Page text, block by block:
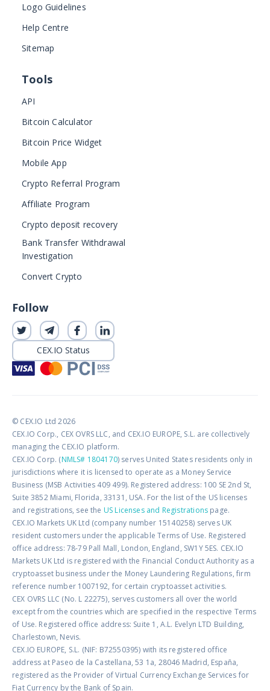
Logo Guidelines
Help Centre
Sitemap
Tools
API
Bitcoin Calculator
Bitcoin Price Widget
Mobile App
Crypto Referral Program
Affiliate Program
Crypto deposit recovery
Bank Transfer Withdrawal
Investigation
Convert Crypto
Follow
CEX.IO Status
© CEX.IO Ltd 2026
CEX.IO Corp., CEX OVRS LLC, and CEX.IO EUROPE, S.L. are collectively
managing the CEX.IO platform.
CEX.IO Corp. (NMLS# 1804170) serves United States residents only in
jurisdictions where it is licensed to operate as a Money Service
Business (MSB Activities 409 499). Registered address: 100 SE 2nd St,
Suite 3852 Miami, Florida, 33131, USA. For the list of the US licenses
and registrations, see the US Licenses and Registrations page.
CEX.IO Markets UK Ltd (company number 15140258) serves UK
resident customers under the applicable Terms of Use. Registered
office address: 78-79 Pall Mall, London, England, SW1Y 5ES. CEX.IO
Markets UK Ltd is registered with the Financial Conduct Authority as a
cryptoasset business under the Money Laundering Regulations, firm
reference number 1007192, for certain cryptoasset activities.
CEX OVRS LLC (No. L 22275), serves customers all over the world
except from the countries which are specified in the respective Terms
of Use. Registered office address: Suite 1, A.L. Evelyn LTD Building,
Charlestown, Nevis.
CEX.IO EUROPE, S.L. (NIF: B72550395) with its registered office
address at Paseo de la Castellana, 53 1a, 28046 Madrid, España,
registered as the Provider of Virtual Currency Exchange Services for
Fiat Currency by the Bank of Spain.